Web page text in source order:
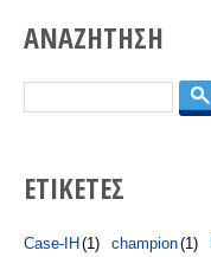
ΑΝΑΖΗΤΗΣΗ
ΕΤΙΚΕΤΕΣ
Case-IH (1) champion(1)